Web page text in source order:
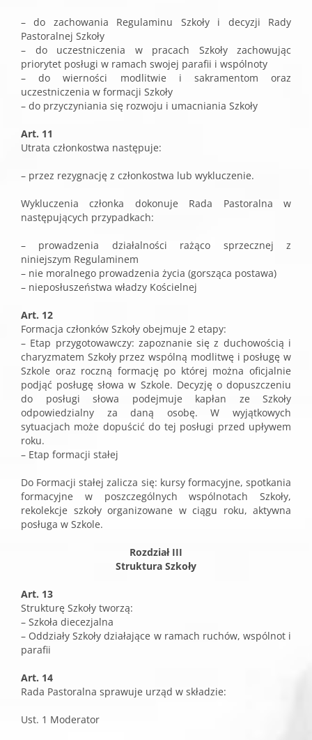
– do zachowania Regulaminu Szkoły i decyzji Rady
Pastoralnej Szkoły
– do uczestniczenia w pracach Szkoły zachowując
priorytet posługi w ramach swojej parafii i wspólnoty
– do wierności modlitwie i sakramentom oraz
uczestniczenia w formacji Szkoły
– do przyczyniania się rozwoju i umacniania Szkoły
Art. 11
Utrata członkostwa następuje:
– przez rezygnację z członkostwa lub wykluczenie.
Wykluczenia członka dokonuje Rada Pastoralna w
następujących przypadkach:
– prowadzenia działalności rażąco sprzecznej z
niniejszym Regulaminem
– nie moralnego prowadzenia życia (gorsząca postawa)
– nieposłuszeństwa władzy Kościelnej
Art. 12
Formacja członków Szkoły obejmuje 2 etapy:
– Etap przygotowawczy: zapoznanie się z duchowością i
charyzmatem Szkoły przez wspólną modlitwę i posługę w
Szkole oraz roczną formację po której można oficjalnie
podjąć posługę słowa w Szkole. Decyzję o dopuszczeniu
do posługi słowa podejmuje kapłan ze Szkoły
odpowiedzialny za daną osobę. W wyjątkowych
sytuacjach może dopuścić do tej posługi przed upływem
roku.
– Etap formacji stałej
Do Formacji stałej zalicza się: kursy formacyjne, spotkania
formacyjne w poszczególnych wspólnotach Szkoły,
rekolekcje szkoły organizowane w ciągu roku, aktywna
posługa w Szkole.
Rozdział III
Struktura Szkoły
Art. 13
Strukturę Szkoły tworzą:
– Szkoła diecezjalna
– Oddziały Szkoły działające w ramach ruchów, wspólnot i
parafii
Art. 14
Rada Pastoralna sprawuje urząd w składzie:
Ust. 1 Moderator